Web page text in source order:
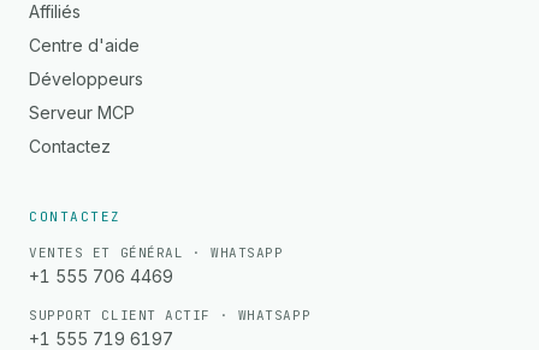
Affiliés
Centre d'aide
Développeurs
Serveur MCP
Contactez
CONTACTEZ
VENTES ET GÉNÉRAL · WHATSAPP
+1 555 706 4469
SUPPORT CLIENT ACTIF · WHATSAPP
+1 555 719 6197